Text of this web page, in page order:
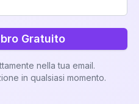
interpretazione
Gratuito
nella tua email.
in qualsiasi momento.